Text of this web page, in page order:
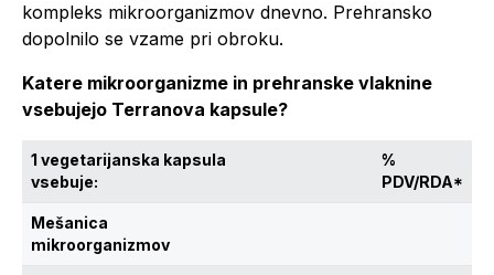
kompleks mikroorganizmov dnevno. Prehransko
dopolnilo se vzame pri obroku.
Katere mikroorganizme in prehranske vlaknine
vsebujejo Terranova kapsule?
1 vegetarijanska kapsula
vsebuje:
%
PDV/RDA*
Mešanica
mikroorganizmov